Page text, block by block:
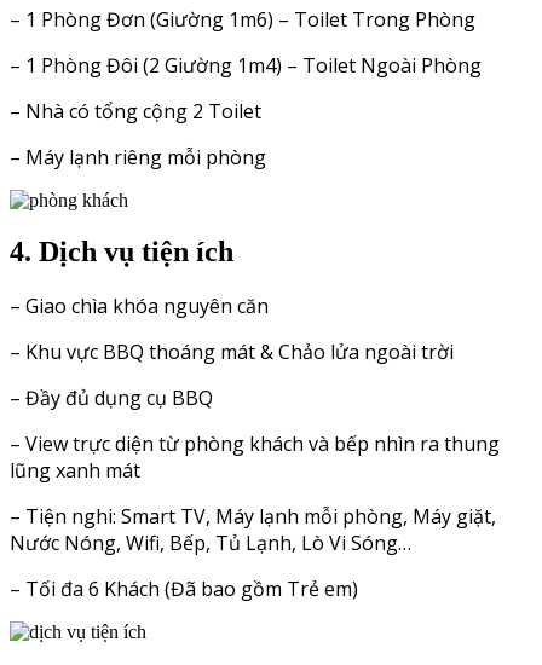
– 1 Phòng Đơn (Giường 1m6) – Toilet Trong Phòng
– 1 Phòng Đôi (2 Giường 1m4) – Toilet Ngoài Phòng
– Nhà có tổng cộng 2 Toilet
– Máy lạnh riêng mỗi phòng
4. Dịch vụ tiện ích
– Giao chìa khóa nguyên căn
– Khu vực BBQ thoáng mát & Chảo lửa ngoài trời
– Đầy đủ dụng cụ BBQ
– View trực diện từ phòng khách và bếp nhìn ra thung
lũng xanh mát
– Tiện nghi: Smart TV, Máy lạnh mỗi phòng, Máy giặt,
Nước Nóng, Wifi, Bếp, Tủ Lạnh, Lò Vi Sóng…
– Tối đa 6 Khách (Đã bao gồm Trẻ em)